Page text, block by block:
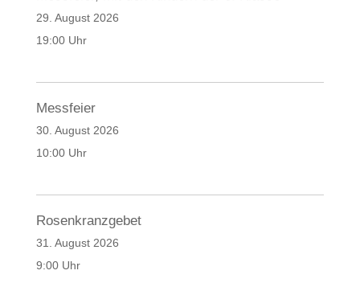
29. August 2026
19:00 Uhr
Messfeier
30. August 2026
10:00 Uhr
Rosenkranzgebet
31. August 2026
9:00 Uhr